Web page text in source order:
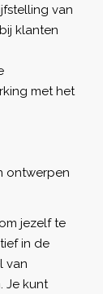
van
klanten
met het
ontwerpen
jezelf te
in de
van
Je kunt